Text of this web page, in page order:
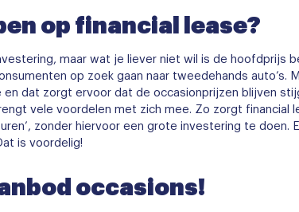
op financial lease?
maar wat je liever niet wil is de hoofdprijs
op zoek gaan naar tweedehands auto’s.
en dat zorgt ervoor dat de occasionprijzen blijven
vele voordelen met zich mee. Zo zorgt financial
zonder hiervoor een grote investering te
is voordelig!
occasions!